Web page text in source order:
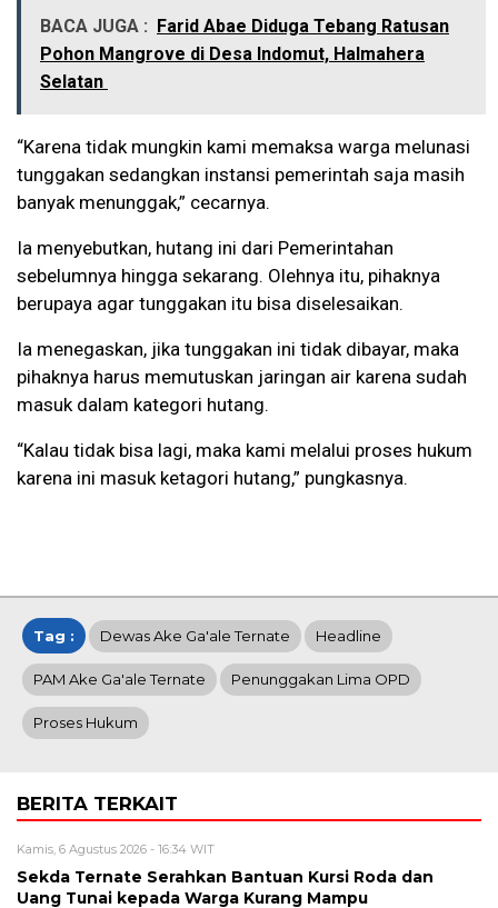
BACA JUGA :
Farid Abae Diduga Tebang Ratusan
Pohon Mangrove di Desa Indomut, Halmahera
Selatan
“Karena tidak mungkin kami memaksa warga melunasi
tunggakan sedangkan instansi pemerintah saja masih
banyak menunggak,” cecarnya.
Ia menyebutkan, hutang ini dari Pemerintahan
sebelumnya hingga sekarang. Olehnya itu, pihaknya
berupaya agar tunggakan itu bisa diselesaikan.
Ia menegaskan, jika tunggakan ini tidak dibayar, maka
pihaknya harus memutuskan jaringan air karena sudah
masuk dalam kategori hutang.
“Kalau tidak bisa lagi, maka kami melalui proses hukum
karena ini masuk ketagori hutang,” pungkasnya.
Tag : Dewas Ake Ga'ale Ternate Headline
PAM Ake Ga'ale Ternate Penunggakan Lima OPD
Proses Hukum
BERITA TERKAIT
Kamis, 6 Agustus 2026 - 16:34 WIT
Sekda Ternate Serahkan Bantuan Kursi Roda dan
Uang Tunai kepada Warga Kurang Mampu